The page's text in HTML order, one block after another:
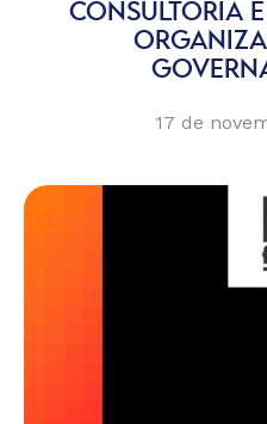
CONSULTORIA
17 de